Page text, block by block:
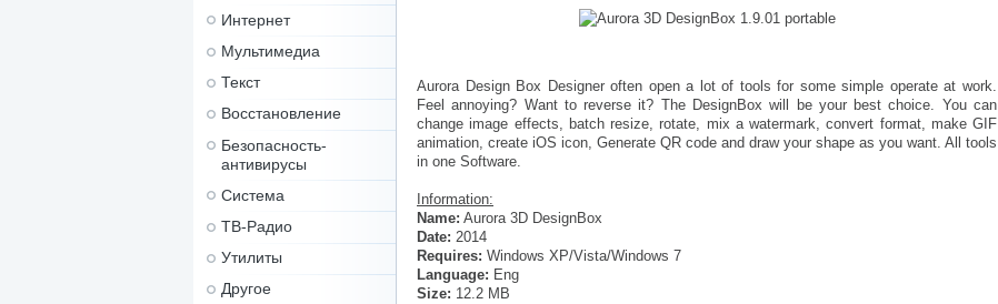
Aurora Design Box Designer often open a lot of tools for some simple operate at work.
Feel annoying? Want to reverse it? The DesignBox will be your best choice. You can
change image effects, batch resize, rotate, mix a watermark, convert format, make GIF
animation, create iOS icon, Generate QR code and draw your shape as you want. All tools
in one Software.
Information:
Name: Aurora 3D DesignBox
Date: 2014
Requires: Windows XP/Vista/Windows 7
Language: Eng
Size: 12.2 MB
Интернет
Мультимедиа
Текст
Восстановление
Безопасность-
антивирусы
Система
ТВ-Радио
Утилиты
Другое